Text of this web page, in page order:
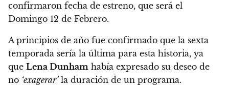
confirmaron fecha de estreno, que será el
Domingo 12 de Febrero.
A principios de año fue confirmado que la sexta
temporada sería la última para esta historia, ya
que Lena Dunham había expresado su deseo de
no ‘exagerar’la duración de un programa.